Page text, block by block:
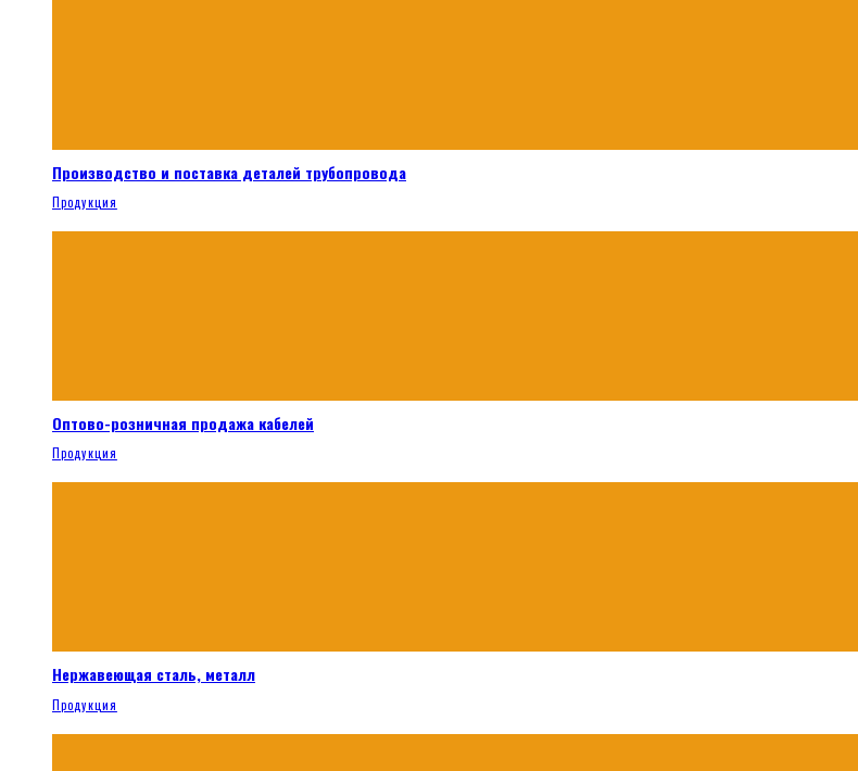
Производство и поставка деталей трубопровода
Продукция
Оптово-розничная продажа кабелей
Продукция
Нержавеющая сталь, металл
Продукция